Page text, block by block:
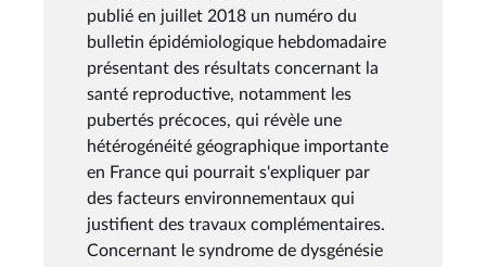
publié en juillet 2018 un numéro du
bulletin épidémiologique hebdomadaire
présentant des résultats concernant la
santé reproductive, notamment les
pubertés précoces, qui révèle une
hétérogénéité géographique importante
en France qui pourrait s'expliquer par
des facteurs environnementaux qui
justifient des travaux complémentaires.
Concernant le syndrome de dysgénésie